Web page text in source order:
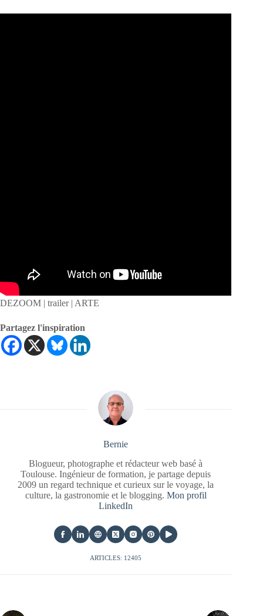
DEZOOM | trailer | ARTE
Partagez l'inspiration
Bernie
Blogueur, photographe et rédacteur web basé à
Toulouse. Ingénieur de formation, je partage depuis
2009 un regard technique et curieux sur le voyage, la
culture, la gastronomie et le blogging. Mon profil
LinkedIn
ARTICLES: 12405